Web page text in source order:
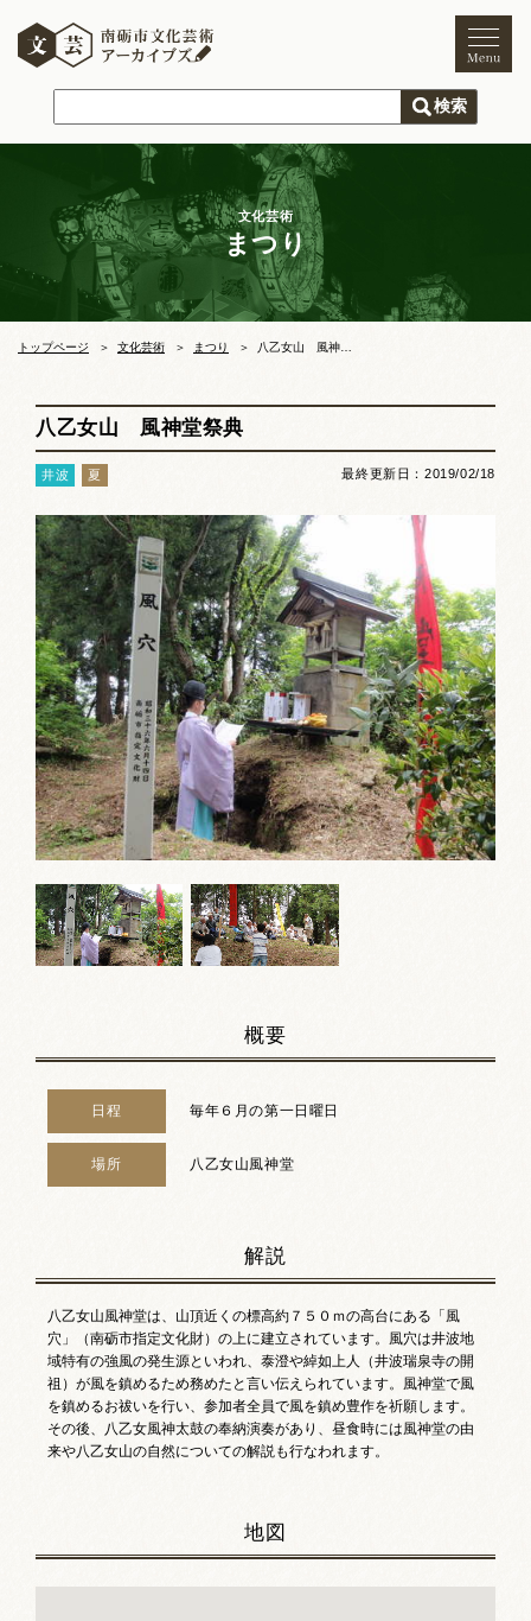
新着情報
文化芸術
文化財 獅子舞 まつり
文化芸術団体
お祭りカレンダー
南砺文化地図
写真館
郷土資料
NANTO Wiki
市内団体の方
お問い合わせ
サイトマップ リンク集
文化芸術
まつり
トップページ 文化芸術 まつり
八乙女山 風神堂祭典
井波 夏 最終更新日：2019/02/18
概要
日程 毎年６月の第一日曜日
場所 八乙女山風神堂
解説
八乙女山風神堂は、山頂近くの標高約７５０ｍの高台にある「風
穴」（南砺市指定文化財）の上に建立されています。風穴は井波地
域特有の強風の発生源といわれ、泰澄や綽如上人（井波瑞泉寺の開
祖）が風を鎮めるため務めたと言い伝えられています。風神堂で風
を鎮めるお祓いを行い、参加者全員で風を鎮め豊作を祈願します。
その後、八乙女風神太鼓の奉納演奏があり、昼食時には風神堂の由
来や八乙女山の自然についての解説も行なわれます。
地図